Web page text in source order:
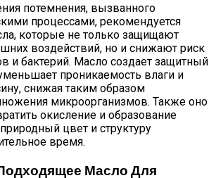
потемнения, вызванного
процессами, рекомендуется
которые не только защищают
воздействий, но и снижают риск
и бактерий. Масло создает защитный
проникаемость влаги и
снижая таким образом
микроорганизмов. Также оно
окисление и образование
цвет и структуру
время.
Масло Для